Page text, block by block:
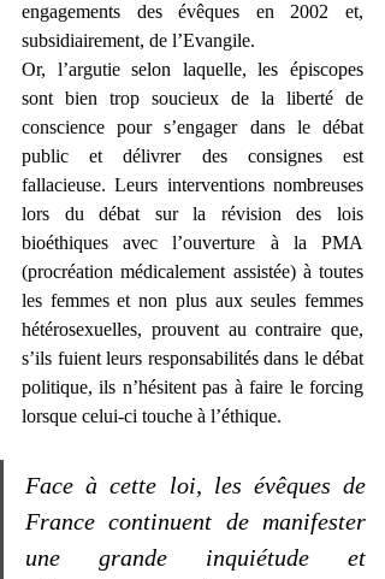
engagements des évêques en 2002 et,
subsidiairement, de l’Evangile.
Or, l’argutie selon laquelle, les épiscopes
sont bien trop soucieux de la liberté de
conscience pour s’engager dans le débat
public et délivrer des consignes est
fallacieuse. Leurs interventions nombreuses
lors du débat sur la révision des lois
bioéthiques avec l’ouverture à la PMA
(procréation médicalement assistée) à toutes
les femmes et non plus aux seules femmes
hétérosexuelles, prouvent au contraire que,
s’ils fuient leurs responsabilités dans le débat
politique, ils n’hésitent pas à faire le forcing
lorsque celui-ci touche à l’éthique.
Face à cette loi, les évêques de
France continuent de manifester
une grande inquiétude et